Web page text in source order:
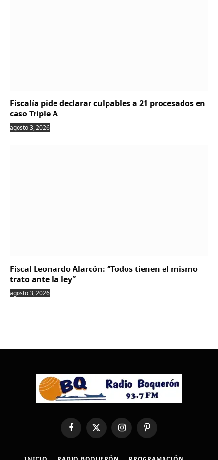
Fiscalía pide declarar culpables a 21 procesados en
caso Triple A
agosto 3, 2026
Fiscal Leonardo Alarcón: “Todos tienen el mismo
trato ante la ley”
agosto 3, 2026
FacebookX
(Twitter)
InstagramPinterest